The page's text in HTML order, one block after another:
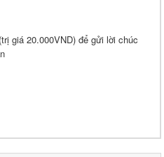
giá 20.000VND) để gửi lời chúc